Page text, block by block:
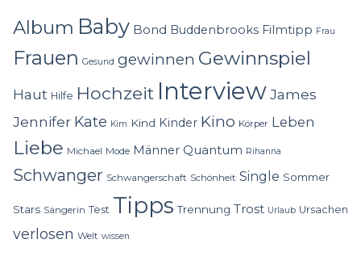
Album Baby Bond Buddenbrooks Filmtipp Frau
Frauen Gesund gewinnen Gewinnspiel
Haut Hilfe Hochzeit InterviewJames
Jennifer Kate Kim Kind Kinder Kino Körper Leben
Liebe Michael Mode Männer Quantum Rihanna
Schwanger Schwangerschaft Schönheit Single Sommer
Stars Sängerin Test Tipps Trennung Trost Urlaub Ursachen
verlosen Welt wissen